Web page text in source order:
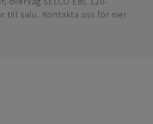
till salu. Kontakta oss för mer